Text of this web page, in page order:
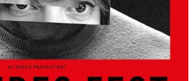
N
S
T
L